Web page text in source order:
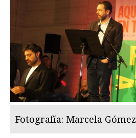
Fotografía: Marcela Gómez